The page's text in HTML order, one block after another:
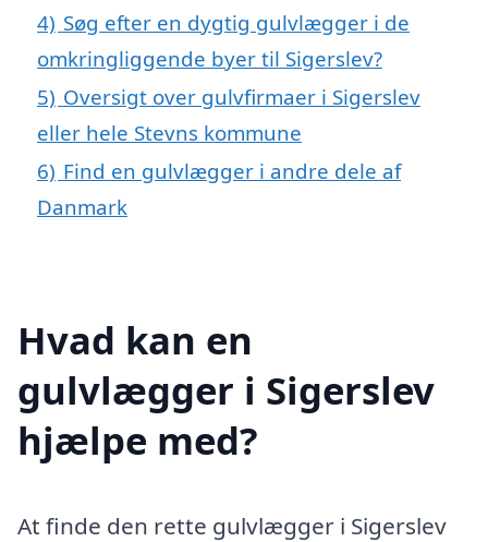
4) Søg efter en dygtig gulvlægger i de
omkringliggende byer til Sigerslev?
5) Oversigt over gulvfirmaer i Sigerslev
eller hele Stevns kommune
6) Find en gulvlægger i andre dele af
Danmark
Hvad kan en
gulvlægger i Sigerslev
hjælpe med?
At finde den rette gulvlægger i Sigerslev